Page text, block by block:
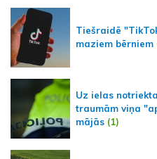
Tiešraidē
maziem bērniem
Uz ielas
traumām viņa
mājās (1)